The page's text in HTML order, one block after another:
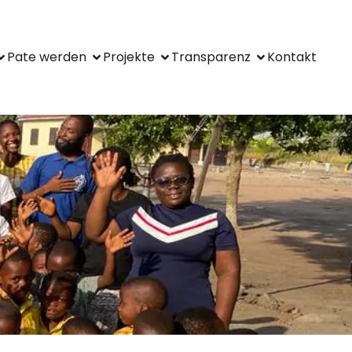
Pate wer­den Pro­jek­te Trans­pa­renz Kon­takt